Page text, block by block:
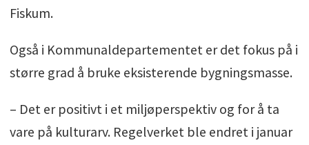
Fiskum.
Også i Kommunaldepartementet er det fokus på i
større grad å bruke eksisterende bygningsmasse.
– Det er positivt i et miljøperspektiv og for å ta
vare på kulturarv. Regelverket ble endret i januar